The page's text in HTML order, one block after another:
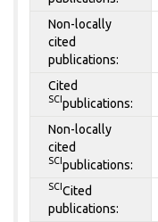
Non-locally
cited
publications:
Cited
SCI publications:
Non-locally
cited
SCI publications:
SCI Cited
publications: